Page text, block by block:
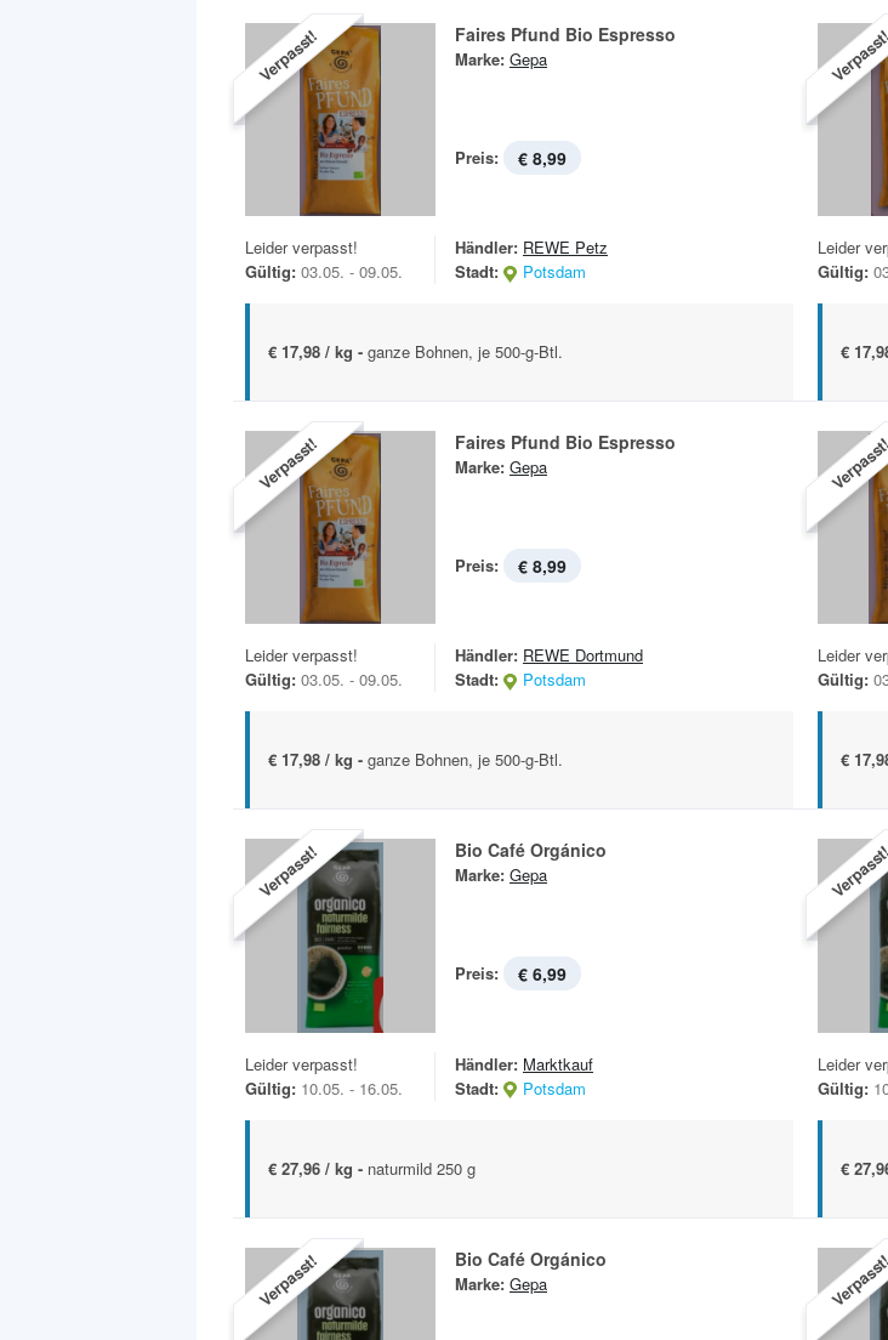
Verpasst! Faires Pfund Bio Espresso
Marke: Gepa
Preis: € 8,99
Leider verpasst!
Gültig: 03.05. - 09.05.
Händler: REWE Petz
Stadt:
Potsdam
€ 17,98 / kg - ganze Bohnen, je 500-g-Btl.
Leider
Gültig:
€
Verpasst! Faires Pfund Bio Espresso
Marke: Gepa
Preis: € 8,99
Leider verpasst!
Gültig: 03.05. - 09.05.
Händler: REWE Dortmund
Stadt:
Potsdam
€ 17,98 / kg - ganze Bohnen, je 500-g-Btl.
Leider
Gültig:
€
Verpasst! Bio Café Orgánico
Marke: Gepa
Preis: € 6,99
Leider verpasst!
Gültig: 10.05. - 16.05.
Händler: Marktkauf
Stadt:
Potsdam
€ 27,96 / kg - naturmild 250 g
Leider
Gültig:
€
Verpasst! Bio Café Orgánico
Marke: Gepa